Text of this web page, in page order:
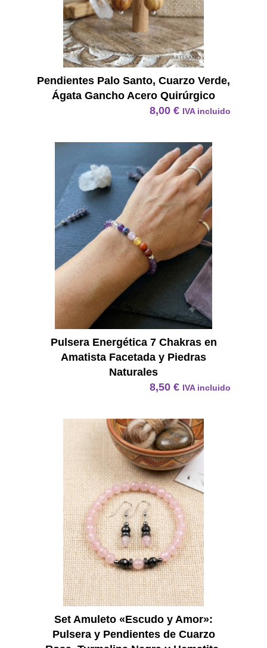
Pendientes Palo Santo, Cuarzo Verde,
Ágata Gancho Acero Quirúrgico
8,00 € IVA incluido
Pulsera Energética 7 Chakras en
Amatista Facetada y Piedras
Naturales
8,50 € IVA incluido
Set Amuleto «Escudo y Amor»:
Pulsera y Pendientes de Cuarzo